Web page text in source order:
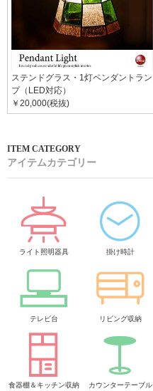
ステンドグラス・1灯ペンダントラン
プ（LED対応）
￥20,000(税抜)
アイテムカテゴリー
ライト照明器具 掛け時計
テレビ台 リビング収納
食器棚＆キッチン収納 カウンターテーブル